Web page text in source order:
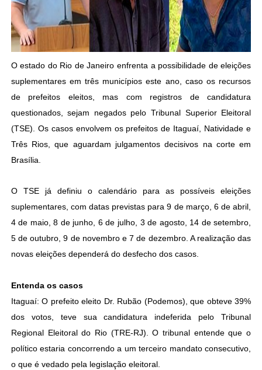
O estado do Rio de Janeiro enfrenta a possibilidade de eleições
suplementares em três municípios este ano, caso os recursos
de prefeitos eleitos, mas com registros de candidatura
questionados, sejam negados pelo Tribunal Superior Eleitoral
(TSE). Os casos envolvem os prefeitos de Itaguaí, Natividade e
Três Rios, que aguardam julgamentos decisivos na corte em
Brasília.
O TSE já definiu o calendário para as possíveis eleições
suplementares, com datas previstas para 9 de março, 6 de abril,
4 de maio, 8 de junho, 6 de julho, 3 de agosto, 14 de setembro,
5 de outubro, 9 de novembro e 7 de dezembro. A realização das
novas eleições dependerá do desfecho dos casos.
Entenda os casos
Itaguaí: O prefeito eleito Dr. Rubão (Podemos), que obteve 39%
dos votos, teve sua candidatura indeferida pelo Tribunal
Regional Eleitoral do Rio (TRE-RJ). O tribunal entende que o
político estaria concorrendo a um terceiro mandato consecutivo,
o que é vedado pela legislação eleitoral.